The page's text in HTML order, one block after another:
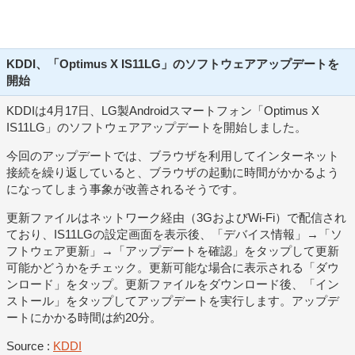
KDDI、「Optimus X IS11LG」のソフトウェアアップデートを
開始
KDDIは4月17日、LG製Androidスマートフォン「Optimus X
IS11LG」のソフトウェアアップデートを開始しました。
今回のアップデートでは、ブラウザを利用してインターネット
接続を繰り返していると、ブラウザの起動に時間がかかるよう
になってしまう事象が改善されるそうです。
更新ファイルはネットワーク経由（3GおよびWi-Fi）で配信され
ており、IS11LGの設定画面を表示後、「デバイス情報」→「ソ
フトウェア更新」→「アップデートを確認」をタップして更新
可能かどうかをチェック。更新可能な場合に表示される「ダウ
ンロード」をタップ。更新ファイルをダウンロード後、「イン
ストール」をタップしてアップデートを実行します。アップデ
ートにかかる時間は約20分。
Source : KDDI